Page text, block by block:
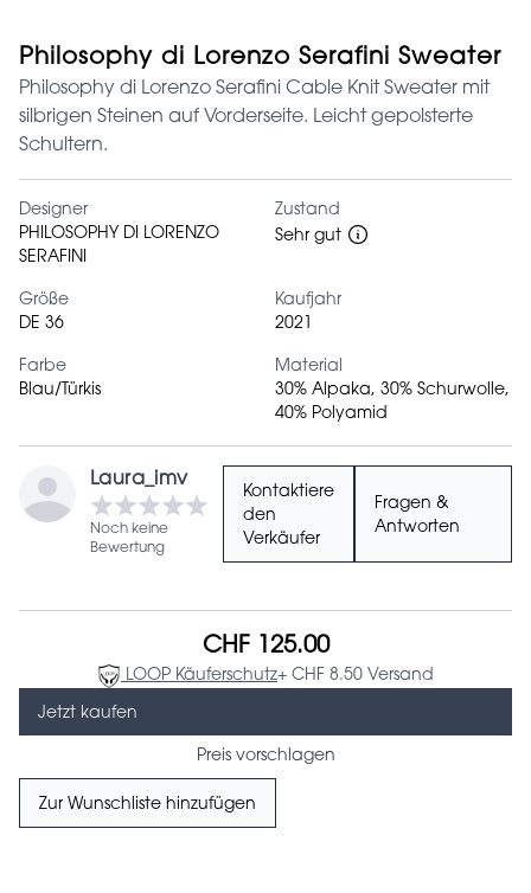
Philosophy di Lorenzo Serafini Sweater
Philosophy di Lorenzo Serafini Cable Knit Sweater mit
silbrigen Steinen auf Vorderseite. Leicht gepolsterte
Schultern.
Designer
PHILOSOPHY DI LORENZO
SERAFINI
Zustand
Sehr gut
Größe
DE 36
Kaufjahr
2021
Farbe
Blau/Türkis
Material
30% Alpaka, 30% Schurwolle,
40% Polyamid
Laura_imv
Noch keine
Bewertung
Kontaktiere
den
Verkäufer
Fragen &
Antworten
CHF 125.00
LOOP Käuferschutz+ CHF 8.50 Versand
Jetzt kaufen
Preis vorschlagen
Zur Wunschliste hinzufügen